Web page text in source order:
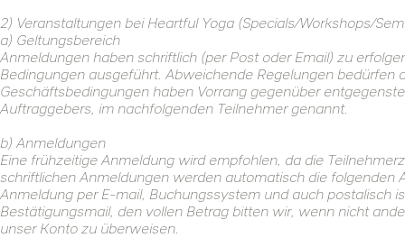
2) Veranstaltungen bei Heartful Yoga (Specials/Workshops/
a) Geltungsbereich
Anmeldungen haben schriftlich (per Post oder Email) zu
Bedingungen ausgeführt. Abweichende Regelungen bedürfen
Geschäftsbedingungen haben Vorrang gegenüber
Auftraggebers, im nachfolgenden Teilnehmer genannt.
b) Anmeldungen
Eine frühzeitige Anmeldung wird empfohlen, da die
schriftlichen Anmeldungen werden automatisch die folgenden
Anmeldung per E-mail, Buchungssystem und auch postalisch
Bestätigungsmail, den vollen Betrag bitten wir, wenn nicht
unser Konto zu überweisen.